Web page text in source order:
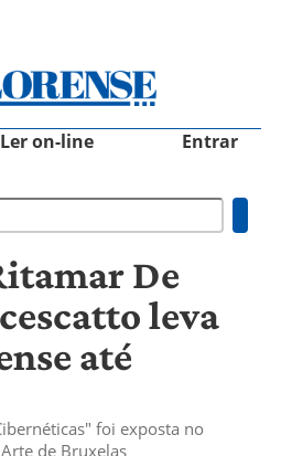
Ler on-line Entrar
De
leva
até
foi exposta no
de Bruxelas